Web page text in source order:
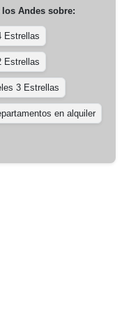
los Andes sobre:
Estrellas
Estrellas
3 Estrellas
en alquiler